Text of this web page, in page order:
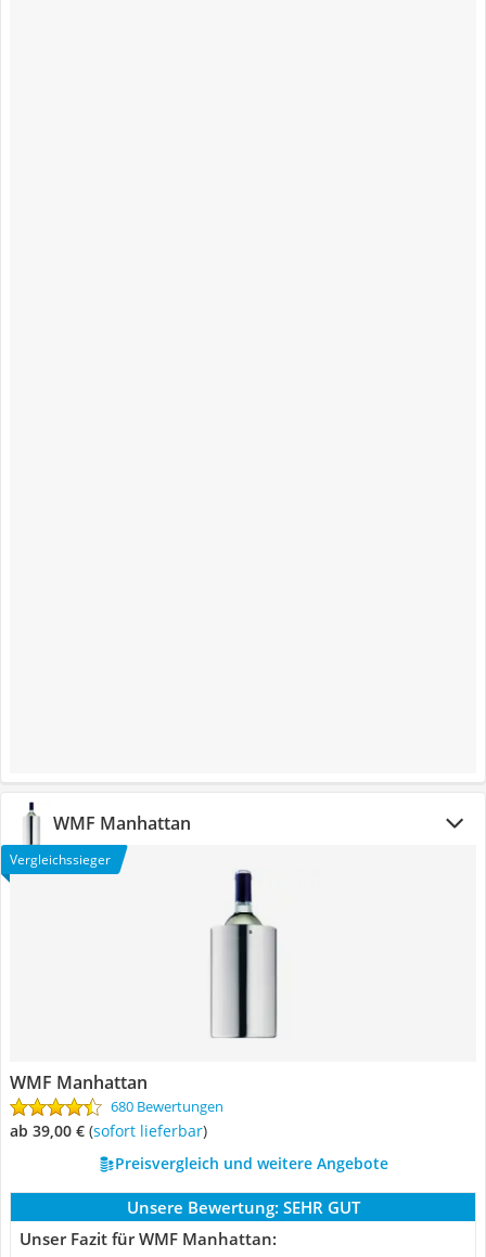
WMF Manhattan
Vergleichssieger
WMF Manhattan
680 Bewertungen
ab 39,00 € ( Sofort lieferbar)
Preisvergleich und weitere Angebote
Unsere Bewertung: SEHR GUT
Unser Fazit für WMF Manhattan: